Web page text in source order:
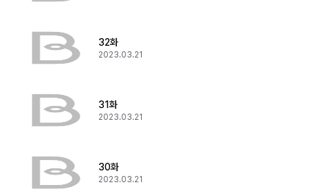
32화
2023.03.21
31화
2023.03.21
30화
2023.03.21